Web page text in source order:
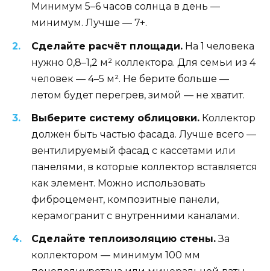
Минимум 5–6 часов солнца в день —
минимум. Лучше — 7+.
Сделайте расчёт площади. На 1 человека
нужно 0,8–1,2 м² коллектора. Для семьи из 4
человек — 4–5 м². Не берите больше —
летом будет перегрев, зимой — не хватит.
Выберите систему облицовки. Коллектор
должен быть частью фасада. Лучше всего —
вентилируемый фасад с кассетами или
панелями, в которые коллектор вставляется
как элемент. Можно использовать
фиброцемент, композитные панели,
керамогранит с внутренними каналами.
Сделайте теплоизоляцию стены.За
коллектором — минимум 100 мм